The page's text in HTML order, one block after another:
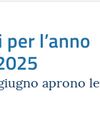
l’anno
aprono le